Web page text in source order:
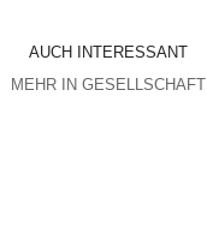
AUCH INTERESSANT
MEHR IN GESELLSCHAFT